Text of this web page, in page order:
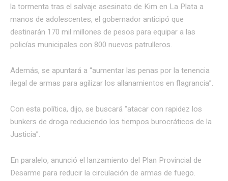
la tormenta tras el salvaje asesinato de Kim en La Plata a
manos de adolescentes, el gobernador anticipó que
destinarán 170 mil millones de pesos para equipar a las
policías municipales con 800 nuevos patrulleros.
Además, se apuntará a “aumentar las penas por la tenencia
ilegal de armas para agilizar los allanamientos en flagrancia”.
Con esta política, dijo, se buscará “atacar con rapidez los
bunkers de droga reduciendo los tiempos burocráticos de la
Justicia”.
En paralelo, anunció el lanzamiento del Plan Provincial de
Desarme para reducir la circulación de armas de fuego.